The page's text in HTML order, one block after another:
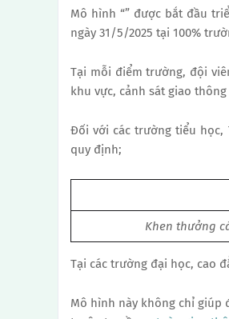
Mô hình “” được bắt đầu
ngày 31/5/2025 tại 100%
Tại mỗi điểm trường, đội
khu vực, cảnh sát giao
Đối với các trường tiểu học,
quy định;
Khen thưởng
Tại các trường đại học, cao
Mô hình này không chỉ giúp